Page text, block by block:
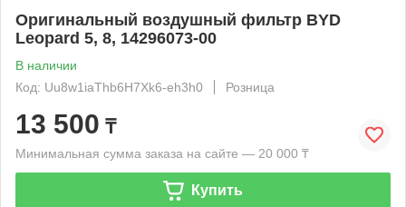
Оригинальный воздушный фильтр BYD
Leopard 5, 8, 14296073-00
В наличии
Код: Uu8w1iaThb6H7Xk6-eh3h0
Розница
13 500 ₸
Минимальная сумма заказа на сайте — 20 000 ₸
Купить